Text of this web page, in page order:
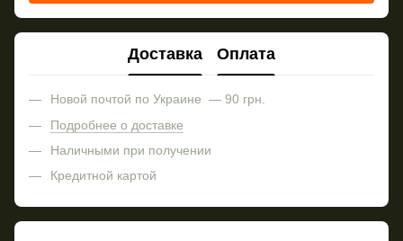
Доставка Оплата
Новой почтой по Украине — 90 грн.
Подробнее о доставке
Наличными при получении
Кредитной картой